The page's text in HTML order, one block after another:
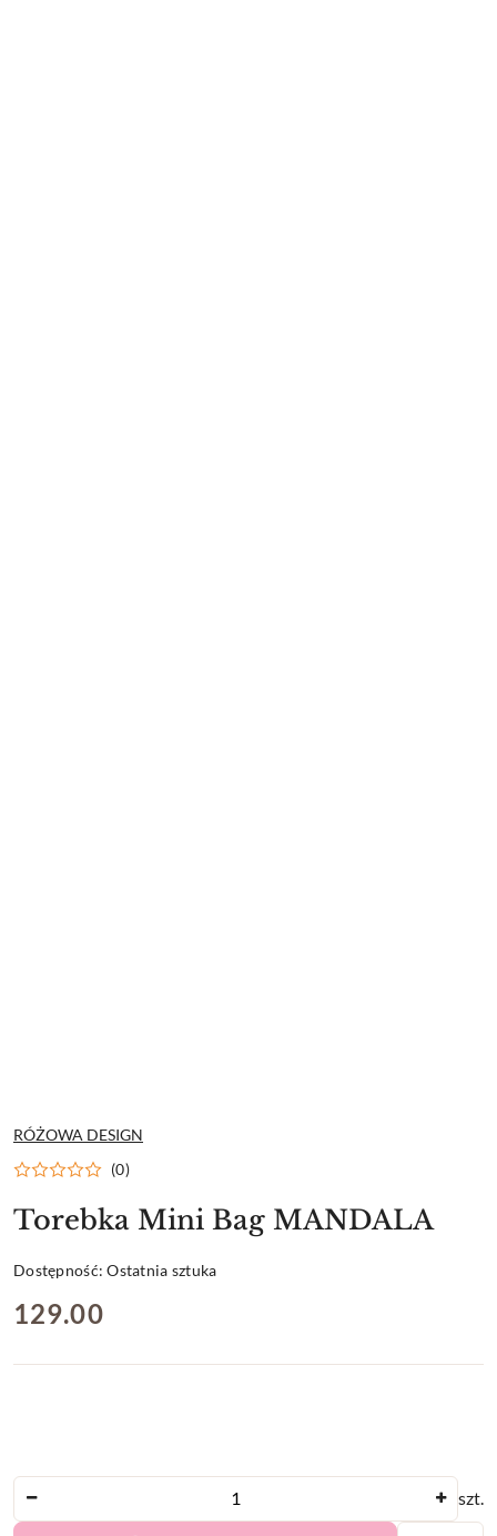
NAZWA
PRODUCENTA:
RÓŻOWA DESIGN
(0)
Torebka Mini Bag MANDALA
Dostępność:Ostatnia sztuka
cena:
129.00
szt.